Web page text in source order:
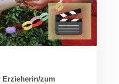
Erzieherin/zum